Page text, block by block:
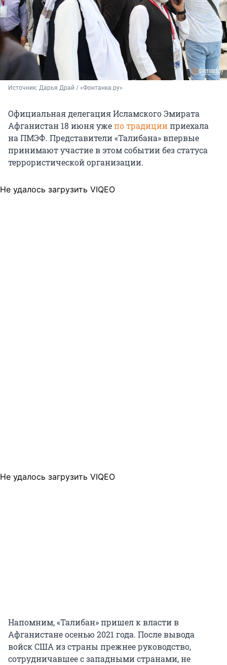
Источник: Дарья Драй / «Фонтанка.ру»
Официальная делегация Исламского Эмирата
Афганистан 18 июняужепо традицииприехала
на ПМЭФ. Представители «Талибана» впервые
принимают участие в этом событии без статуса
террористической организации.
Не удалось загрузить VIQEO
Не удалось загрузить VIQEO
Напомним, «Талибан» пришел к власти в
Афганистане осенью 2021 года. После вывода
войск США из страны прежнее руководство,
сотрудничавшее с западными странами, не